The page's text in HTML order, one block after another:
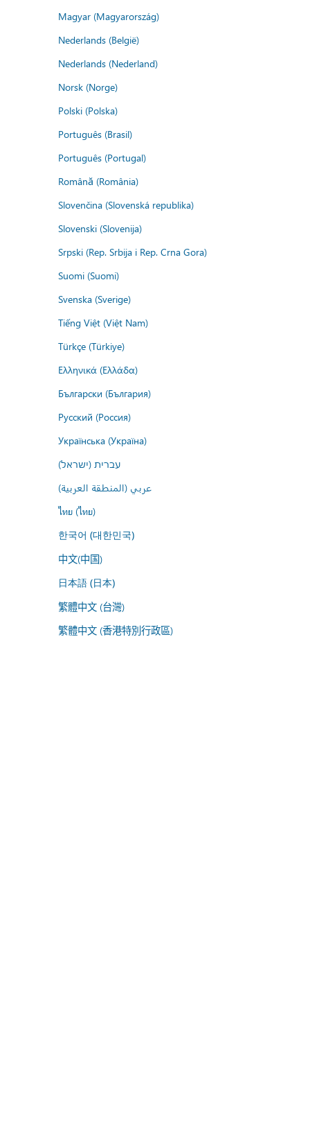
Magyar (Magyarország)
Nederlands (België)
Nederlands (Nederland)
Norsk (Norge)
Polski (Polska)
Português (Brasil)
Português (Portugal)
Română (România)
Slovenčina (Slovenská republika)
Slovenski (Slovenija)
Srpski (Rep. Srbija i Rep. Crna Gora)
Suomi (Suomi)
Svenska (Sverige)
Tiếng Việt (Việt Nam)
Türkçe (Türkiye)
Ελληνικά (Ελλάδα)
Български (България)
Русский (Россия)
Українська (Україна)
עברית (ישראל)
عربي (المنطقة العربية)
ไทย (ไทย)
한국어 (대한민국)
中文(中国)
日本語 (日本)
繁體中文 (台灣)
繁體中文 (香港特別行政區)